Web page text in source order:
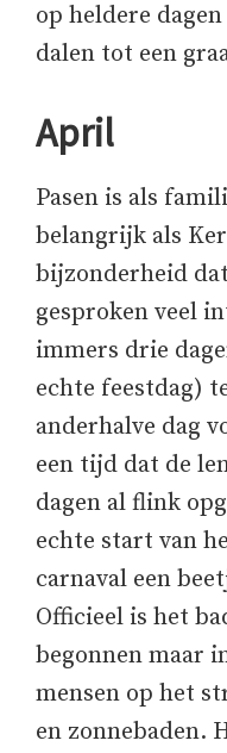
op heldere
dalen tot een
April
Pasen is als
belangrijk als
bijzonderheid
gesproken veel
immers drie
echte feestdag)
anderhalve dag
een tijd dat de
dagen al flink
echte start van
carnaval een
Officieel is het
begonnen maar
mensen op het
en zonnebaden.